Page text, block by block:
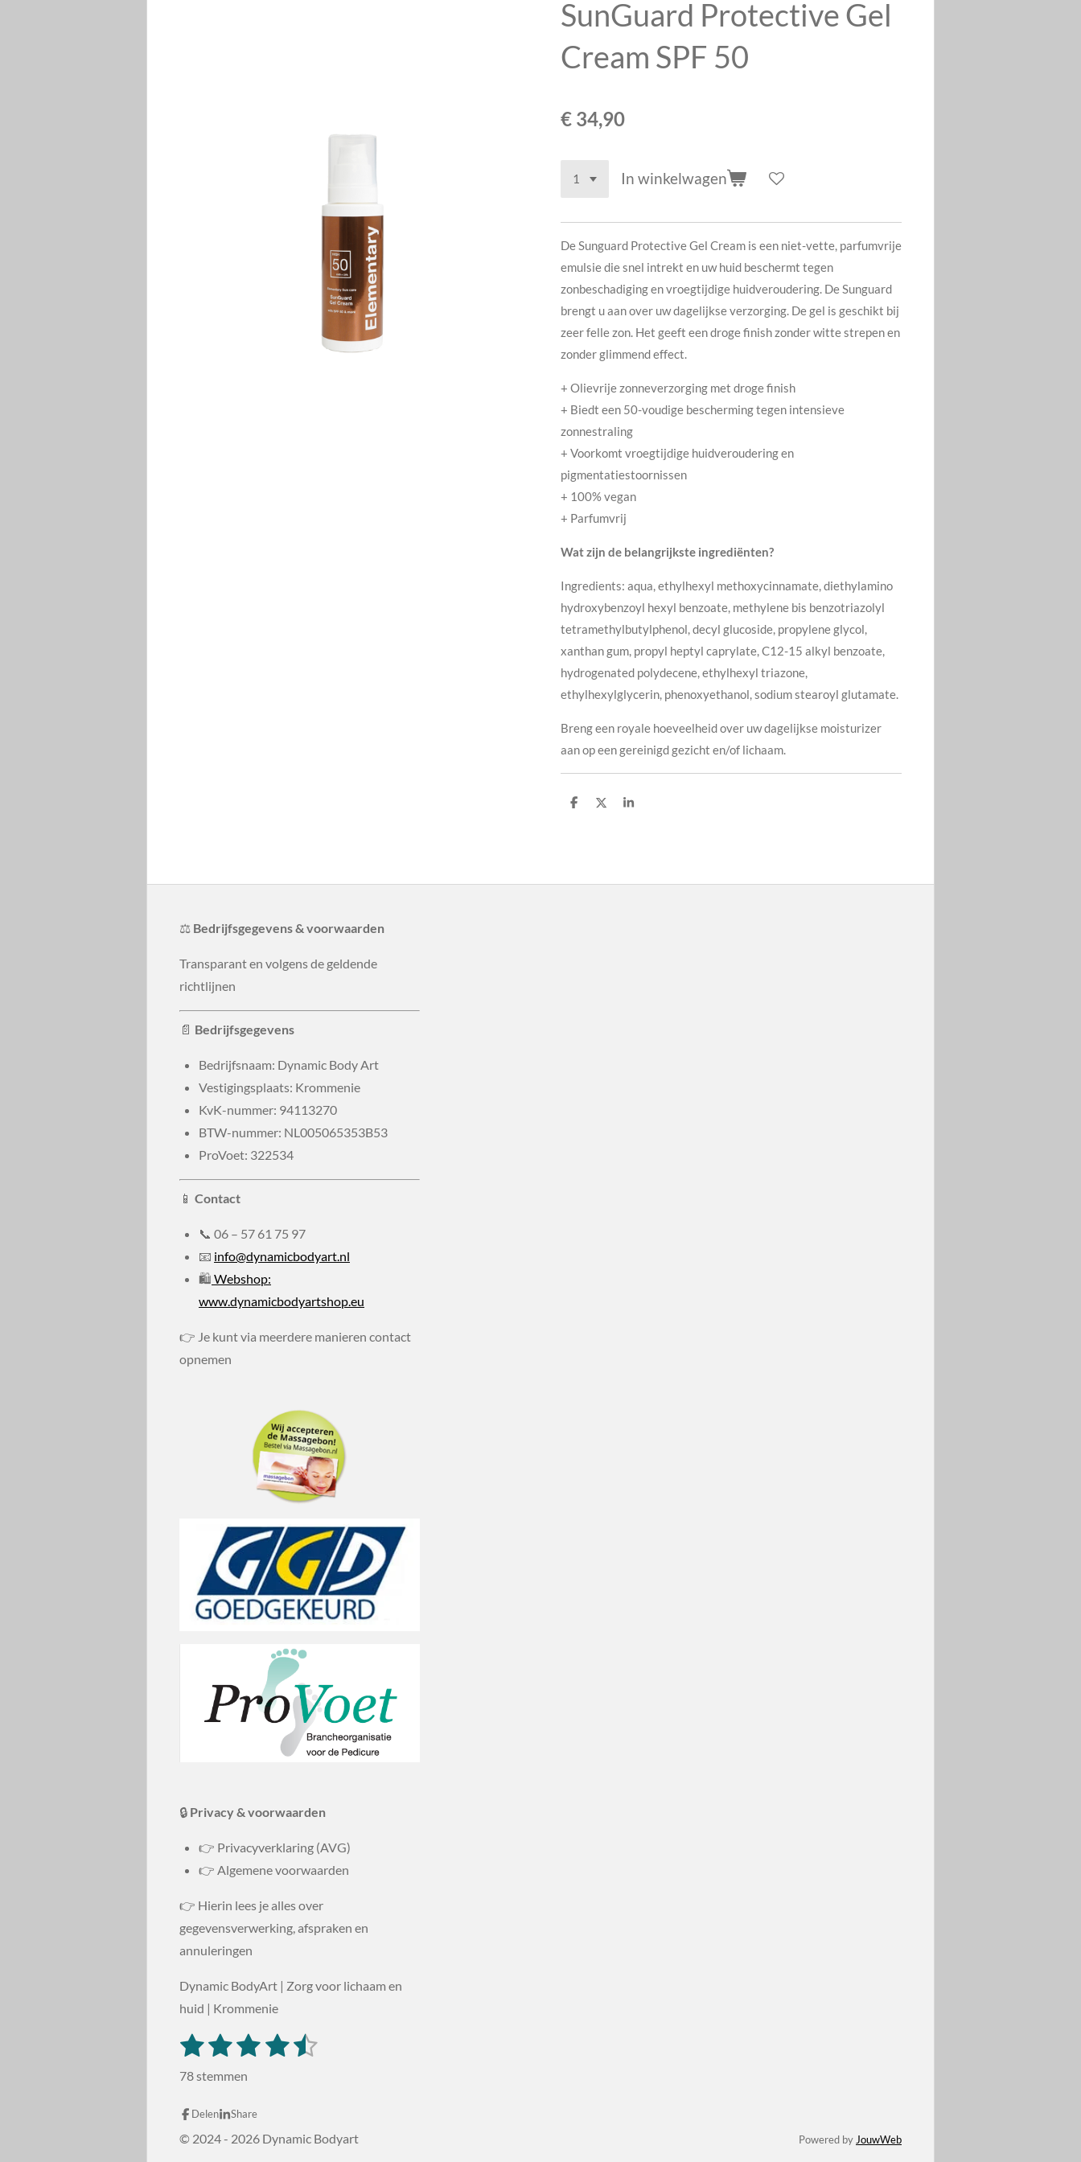
SunGuard Protective Gel
Cream SPF 50
€ 34,90
In winkelwagen
De Sunguard Protective Gel Cream is een niet-vette, parfumvrije
emulsie die snel intrekt en uw huid beschermt tegen
zonbeschadiging en vroegtijdige huidveroudering. De Sunguard
brengt u aan over uw dagelijkse verzorging. De gel is geschikt bij
zeer felle zon. Het geeft een droge finish zonder witte strepen en
zonder glimmend effect.
+ Olievrije zonneverzorging met droge finish
+ Biedt een 50-voudige bescherming tegen intensieve
zonnestraling
+ Voorkomt vroegtijdige huidveroudering en
pigmentatiestoornissen
+ 100% vegan
+ Parfumvrij
Wat zijn de belangrijkste ingrediënten?
Ingredients: aqua, ethylhexyl methoxycinnamate, diethylamino
hydroxybenzoyl hexyl benzoate, methylene bis benzotriazolyl
tetramethylbutylphenol, decyl glucoside, propylene glycol,
xanthan gum, propyl heptyl caprylate, C12-15 alkyl benzoate,
hydrogenated polydecene, ethylhexyl triazone,
ethylhexylglycerin, phenoxyethanol, sodium stearoyl glutamate.
Breng een royale hoeveelheid over uw dagelijkse moisturizer
aan op een gereinigd gezicht en/of lichaam.
D
D
S
⚖️ Bedrijfsgegevens & voorwaarden
Transparant en volgens de geldende
richtlijnen
📄 Bedrijfsgegevens
Bedrijfsnaam: Dynamic Body Art
Vestigingsplaats: Krommenie
KvK-nummer: 94113270
BTW-nummer: NL005065353B53
ProVoet: 322534
📱 Contact
📞 06 – 57 61 75 97
📧 info@dynamicbodyart.nl
🛍 Webshop:
www.dynamicbodyartshop.eu
👉 Je kunt via meerdere manieren contact
opnemen
🔒 Privacy & voorwaarden
👉 Privacyverklaring (AVG)
👉 Algemene voorwaarden
👉 Hierin lees je alles over
gegevensverwerking, afspraken en
annuleringen
Dynamic BodyArt | Zorg voor lichaam en
huid | Krommenie
R
n
1
s
e
r
2
s
e
r
3
s
e
r
4
r
5
r
S
n
78 stemmen
Delen Share
© 2024 - 2026 Dynamic Bodyart Powered by JouwWeb